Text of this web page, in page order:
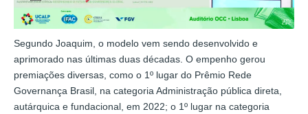
Segundo Joaquim, o modelo vem sendo desenvolvido e
aprimorado nas últimas duas décadas. O empenho gerou
premiações diversas, como o 1º lugar do Prêmio Rede
Governança Brasil, na categoria Administração pública direta,
autárquica e fundacional, em 2022; o 1º lugar na categoria